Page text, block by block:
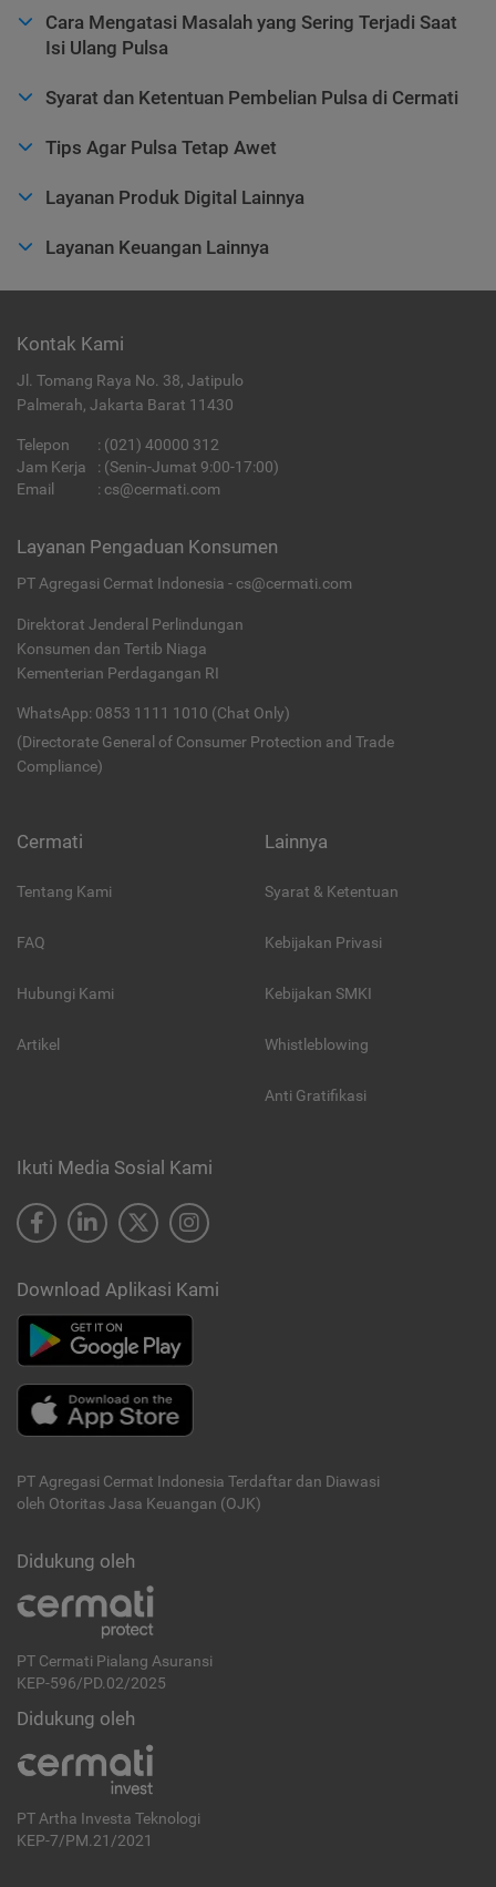
Cara Mengatasi Masalah yang Sering Terjadi Saat
Isi Ulang Pulsa
Syarat dan Ketentuan Pembelian Pulsa di Cermati
Tips Agar Pulsa Tetap Awet
Layanan Produk Digital Lainnya
Layanan Keuangan Lainnya
Kontak Kami
Jl. Tomang Raya No. 38, Jatipulo
Palmerah, Jakarta Barat 11430
Telepon : (021) 40000 312
Jam Kerja
: (Senin-Jumat 9:00-17:00)
Email
: cs@cermati.com
Layanan Pengaduan Konsumen
PT Agregasi Cermat Indonesia - cs@cermati.com
Direktorat Jenderal Perlindungan
Konsumen dan Tertib Niaga
Kementerian Perdagangan RI
WhatsApp: 0853 1111 1010 (Chat Only)
(Directorate General of Consumer Protection and Trade
Compliance)
Cermati
Tentang Kami
FAQ
Hubungi Kami
Artikel
Lainnya
Syarat & Ketentuan
Kebijakan Privasi
Kebijakan SMKI
Whistleblowing
Anti Gratifikasi
Ikuti Media Sosial Kami
Download Aplikasi Kami
PT Agregasi Cermat Indonesia Terdaftar dan Diawasi
oleh Otoritas Jasa Keuangan (OJK)
Didukung oleh
PT Cermati Pialang Asuransi
KEP-596/PD.02/2025
Didukung oleh
PT Artha Investa Teknologi
KEP-7/PM.21/2021